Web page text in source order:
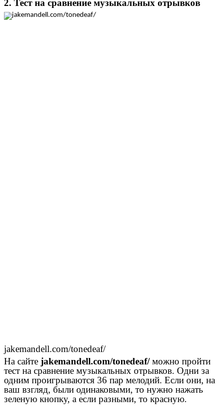
2. Тест на сравнение музыкальных отрывков
jakemandell.com/tonedeaf/
На сайте jakemandell.com/tonedeaf/можно пройти
тест на сравнение музыкальных отрывков. Одни за
одним проигрываются 36 пар мелодий. Если они, на
ваш взгляд, были одинаковыми, то нужно нажать
зеленую кнопку, а если разными, то красную.